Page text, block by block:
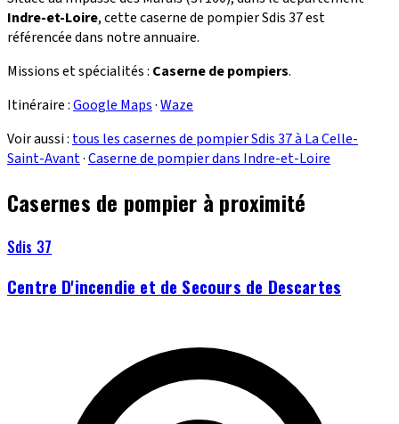
Indre-et-Loire, cette caserne de pompier Sdis 37 est
référencée dans notre annuaire.
Missions et spécialités : Caserne de pompiers.
Itinéraire :Google Maps·Waze
Voir aussi : tous les casernes de pompier Sdis 37 à La Celle-
Saint-Avant·Caserne de pompier dans Indre-et-Loire
Casernes de pompier à proximité
Sdis 37
Centre D'incendie et de Secours de Descartes